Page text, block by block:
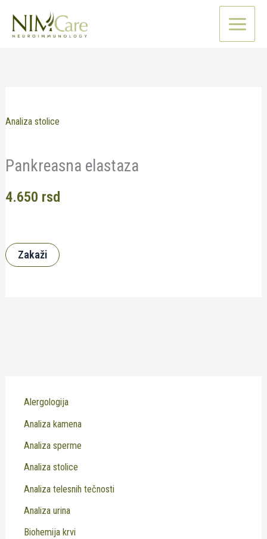
Analiza stolice
Pankreasna elastaza
4.650 rsd
Zakaži
Alergologija
Analiza kamena
Analiza sperme
Analiza stolice
Analiza telesnih tečnosti
Analiza urina
Biohemija krvi